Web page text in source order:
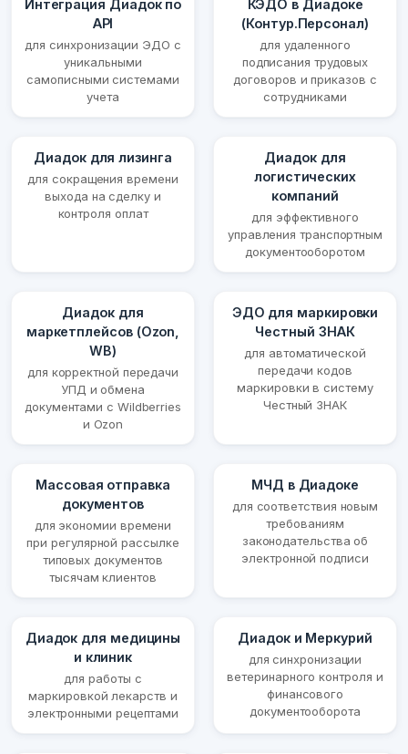
Интеграция Диадок по
API
для синхронизации ЭДО с
уникальными
самописными системами
учета
КЭДО в Диадоке
(Контур.Персонал)
для удаленного
подписания трудовых
договоров и приказов с
сотрудниками
Диадок для лизинга
для сокращения времени
выхода на сделку и
контроля оплат
Диадок для
логистических
компаний
для эффективного
управления транспортным
документооборотом
Диадок для
маркетплейсов (Ozon,
WB)
для корректной передачи
УПД и обмена
документами с Wildberries
и Ozon
ЭДО для маркировки
Честный ЗНАК
для автоматической
передачи кодов
маркировки в систему
Честный ЗНАК
Массовая отправка
документов
для экономии времени
при регулярной рассылке
типовых документов
тысячам клиентов
МЧД в Диадоке
для соответствия новым
требованиям
законодательства об
электронной подписи
Диадок для медицины
и клиник
для работы с
маркировкой лекарств и
электронными рецептами
Диадок и Меркурий
для синхронизации
ветеринарного контроля и
финансового
документооборота